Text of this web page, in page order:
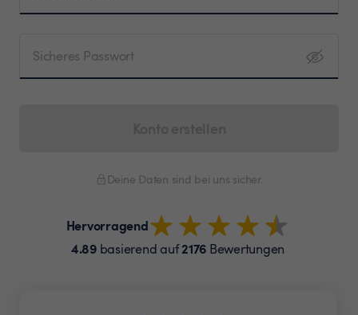
Sicheres Passwort
Deine Daten sind bei uns sicher.
Hervorragend
4.89basierend auf2176 Bewertungen